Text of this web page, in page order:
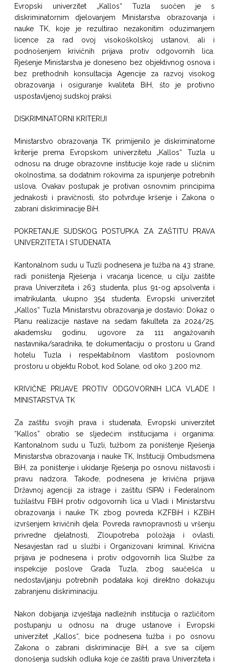
Evropski univerzitet „Kallos“ Tuzla suočen je s
diskriminatornim djelovanjem Ministarstva obrazovanja i
nauke TK, koje je rezultirao nezakonitim oduzimanjem
licence za rad ovoj visokoškolskoj ustanovi, ali i
podnošenjem krivičnih prijava protiv odgovornih lica.
Rješenje Ministarstva je doneseno bez objektivnog osnova i
bez prethodnih konsultacija Agencije za razvoj visokog
obrazovanja i osiguranje kvaliteta BiH, što je protivno
uspostavljenoj sudskoj praksi.
DISKRIMINATORNI KRITERIJI
Ministarstvo obrazovanja TK primijenilo je diskriminatorne
kriterije prema Evropskom univerzitetu „Kallos“ Tuzla u
odnosu na druge obrazovne institucije koje rade u sličnim
okolnostima, sa dodatnim rokovima za ispunjenje potrebnih
uslova. Ovakav postupak je protivan osnovnim principima
jednakosti i pravičnosti, što potvrđuje kršenje i Zakona o
zabrani diskriminacije BiH.
POKRETANJE SUDSKOG POSTUPKA ZA ZAŠTITU PRAVA
UNIVERZITETA I STUDENATA
Kantonalnom sudu u Tuzli podnesena je tužba na 43 strane,
radi poništenja Rješenja i vraćanja licence, u cilju zaštite
prava Univerziteta i 263 studenta, plus 91-og apsolventa i
imatrikulanta, ukupno 354 studenta. Evropski univerzitet
„Kallos“ Tuzla Ministarstvu obrazovanja je dostavio: Dokaz o
Planu realizacije nastave na sedam fakulteta za 2024/25.
akademsku godinu, ugovore za 111 angažovanih
nastavnika/saradnika, te dokumentaciju o prostoru u Grand
hotelu Tuzla i respektabilnom vlastitom poslovnom
prostoru u objektu Robot, kod Solane, od oko 3.200 m2.
KRIVIČNE PRIJAVE PROTIV ODGOVORNIH LICA VLADE I
MINISTARSTVA TK
Za zaštitu svojih prava i studenata, Evropski univerzitet
“Kallos” obratio se sljedećim institucijama i organima:
Kantonalnom sudu u Tuzli, tužbom za poništenje Rješenja
Ministarstva obrazovanja i nauke TK, Instituciji Ombudsmena
BiH, za poništenje i ukidanje Rješenja po osnovu ništavosti i
pravu nadzora. Takođe, podnesena je krivična prijava
Državnoj agenciji za istrage i zaštitu (SIPA) i Federalnom
tužilaštvu FBiH protiv odgovornih lica u Vladi i Ministarstvu
obrazovanja i nauke TK zbog povreda KZFBiH i KZBiH
izvršenjem krivičnih djela: Povreda ravnopravnosti u vršenju
privredne djelatnosti, Zloupotreba položaja i ovlasti,
Nesavjestan rad u službi i Organizovani kriminal. Krivična
prijava je podnesena i protiv odgovornih lica Službe za
inspekcije poslove Grada Tuzla, zbog saučešća u
nedostavljanju potrebnih podataka koji direktno dokazuju
zabranjenu diskriminaciju.
Nakon dobijanja izvještaja nadležnih institucija o različitom
postupanju u odnosu na druge ustanove i Evropski
univerzitet „Kallos“, biće podnesena tužba i po osnovu
Zakona o zabrani diskriminacije BiH, a sve sa ciljem
donošenja sudskih odluka koje će zaštiti prava Univerziteta i